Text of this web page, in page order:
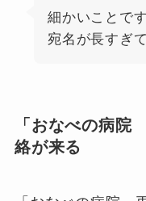
細かいことで
宛名が長すぎ
「おなべの病
絡が来る